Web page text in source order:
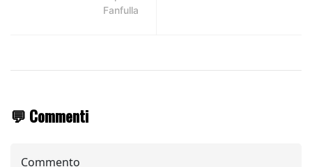
Fanfulla
💬 Commenti